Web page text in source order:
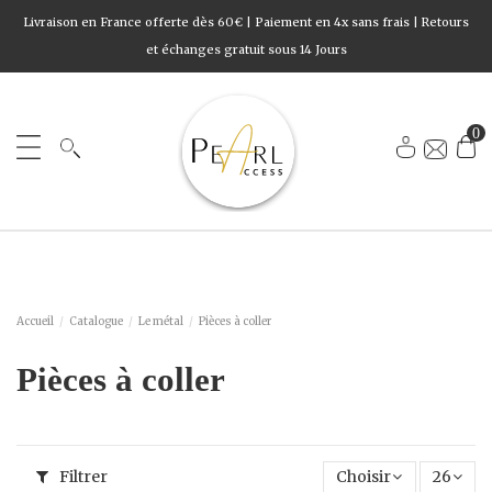
Livraison en France offerte dès 60€ | Paiement en 4x sans frais | Retours
et échanges gratuit sous 14 Jours
0
Accueil Catalogue Le métal Pièces à coller
Pièces à coller
Filtrer Choisir 26